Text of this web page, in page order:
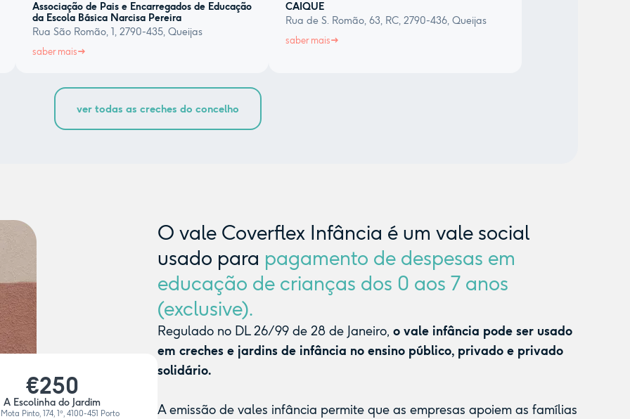
Associação de Pais e Encarregados de Educação
da Escola Básica Narcisa Pereira
Rua São Romão, 1, 2790-435, Queijas
saber mais
CAIQUE
Rua de S. Romão, 63, RC, 2790-436, Queijas
saber mais
ver todas as creches do concelho
€250
A Escolinha do Jardim
Pinto, 174, 1º, 4100-451 Porto
O vale Coverflex Infância é um vale social
usado para pagamento de despesas em
educação de crianças dos 0 aos 7 anos
(exclusive).
Regulado no DL 26/99 de 28 de Janeiro, o vale infância pode ser usado
em creches e jardins de infância no ensino público, privado e privado
solidário.
A emissão de vales infância permite que as empresas apoiem as famílias